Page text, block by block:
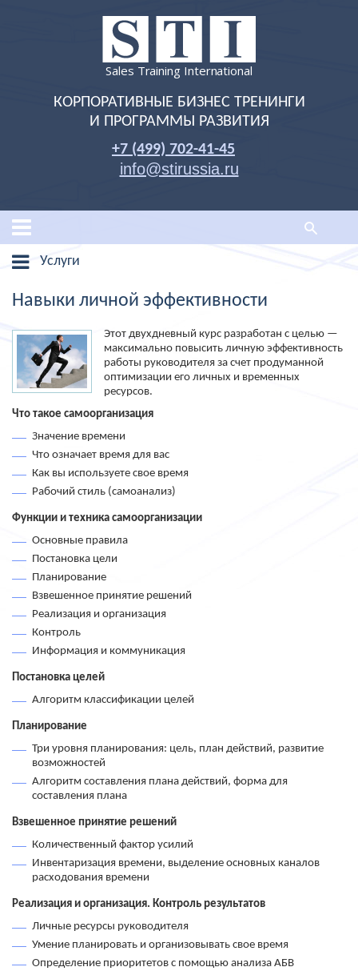
Sales Training International
КОРПОРАТИВНЫЕ БИЗНЕС ТРЕНИНГИ
И ПРОГРАММЫ РАЗВИТИЯ
+7 (499) 702-41-45
info@stirussia.ru
Услуги
Навыки личной эффективности
Этот двухдневный курс разработан с целью —
максимально повысить личную эффективность
работы руководителя за счет продуманной
оптимизации его личных и временных
ресурсов.
Что такое самоорганизация
Значение времени
Что означает время для вас
Как вы используете свое время
Рабочий стиль (самоанализ)
Функции и техника самоорганизации
Основные правила
Постановка цели
Планирование
Взвешенное принятие решений
Реализация и организация
Контроль
Информация и коммуникация
Постановка целей
Алгоритм классификации целей
Планирование
Три уровня планирования: цель, план действий, развитие
возможностей
Алгоритм составления плана действий, форма для
составления плана
Взвешенное принятие решений
Количественный фактор усилий
Инвентаризация времени, выделение основных каналов
расходования времени
Реализация и организация. Контроль результатов
Личные ресурсы руководителя
Умение планировать и организовывать свое время
Определение приоритетов с помощью анализа АБВ